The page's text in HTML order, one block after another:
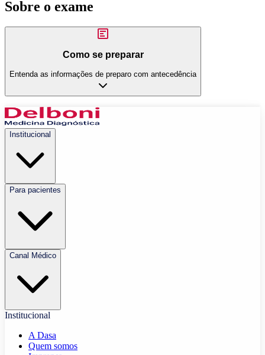
Sobre o exame
Como se preparar
Entenda as informações de preparo com antecedência
Institucional
Para pacientes
Canal Médico
Institucional
A Dasa
Quem somos